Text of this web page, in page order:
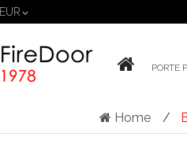
EUR
PORTE
Home